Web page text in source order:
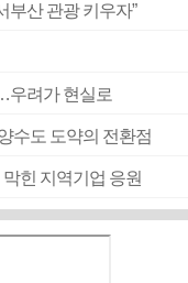
부산 관광 키우자”
우려가 현실로
수도 도약의 전환점
힌 지역기업 응원